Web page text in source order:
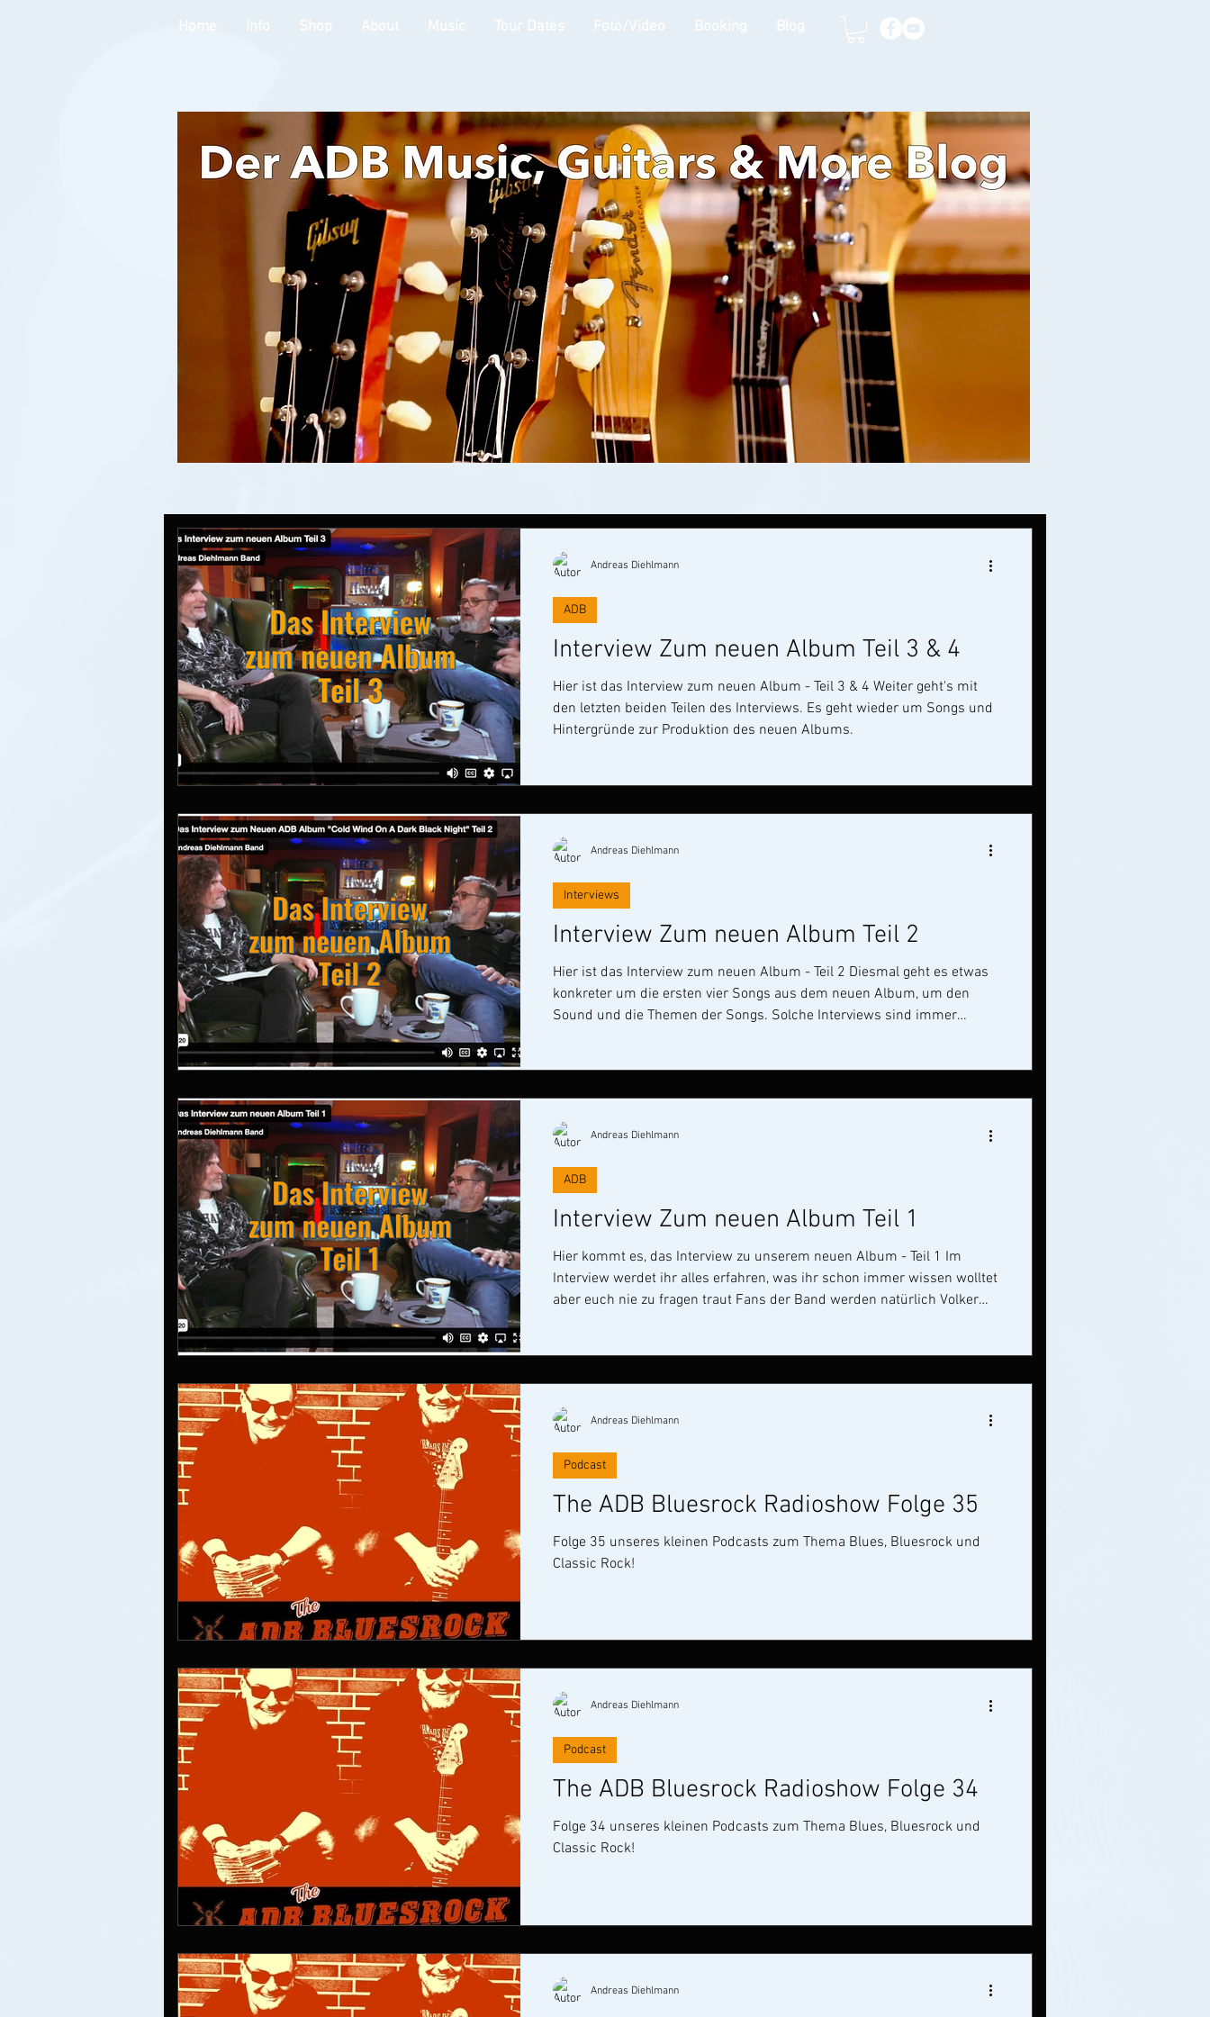
Home Info Shop About Music Tour Dates Foto/Video Booking Blog
Interview Zum neuen Album Teil 3 & 4
Hier ist das Interview zum neuen Album - Teil 3 & 4 Weiter geht's mit
den letzten beiden Teilen des Interviews. Es geht wieder um Songs und
Hintergründe zur Produktion des neuen Albums.
ADB
Andreas Diehlmann
Interview Zum neuen Album Teil 2
Hier ist das Interview zum neuen Album - Teil 2 Diesmal geht es etwas
konkreter um die ersten vier Songs aus dem neuen Album, um den
Sound und die Themen der Songs. Solche Interviews sind immer
Interviews
Andreas Diehlmann
Interview Zum neuen Album Teil 1
Hier kommt es, das Interview zu unserem neuen Album - Teil 1 Im
Interview werdet ihr alles erfahren, was ihr schon immer wissen wolltet
aber euch nie zu fragen traut Fans der Band werden natürlich Volker
ADB
Andreas Diehlmann
The ADB Bluesrock Radioshow Folge 35
Folge 35 unseres kleinen Podcasts zum Thema Blues, Bluesrock und
Classic Rock!
Podcast
Andreas Diehlmann
The ADB Bluesrock Radioshow Folge 34
Folge 34 unseres kleinen Podcasts zum Thema Blues, Bluesrock und
Classic Rock!
Podcast
Andreas Diehlmann
Andreas Diehlmann